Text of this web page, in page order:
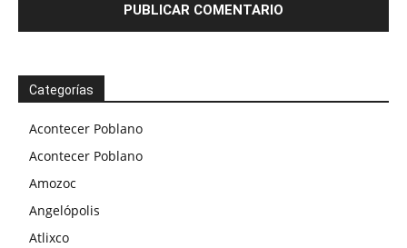
Categorías
Acontecer Poblano
Acontecer Poblano
Amozoc
Angelópolis
Atlixco